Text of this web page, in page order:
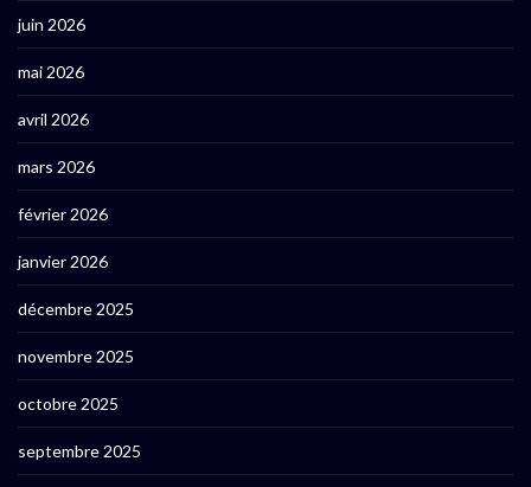
juin 2026
mai 2026
avril 2026
mars 2026
février 2026
janvier 2026
décembre 2025
novembre 2025
octobre 2025
septembre 2025